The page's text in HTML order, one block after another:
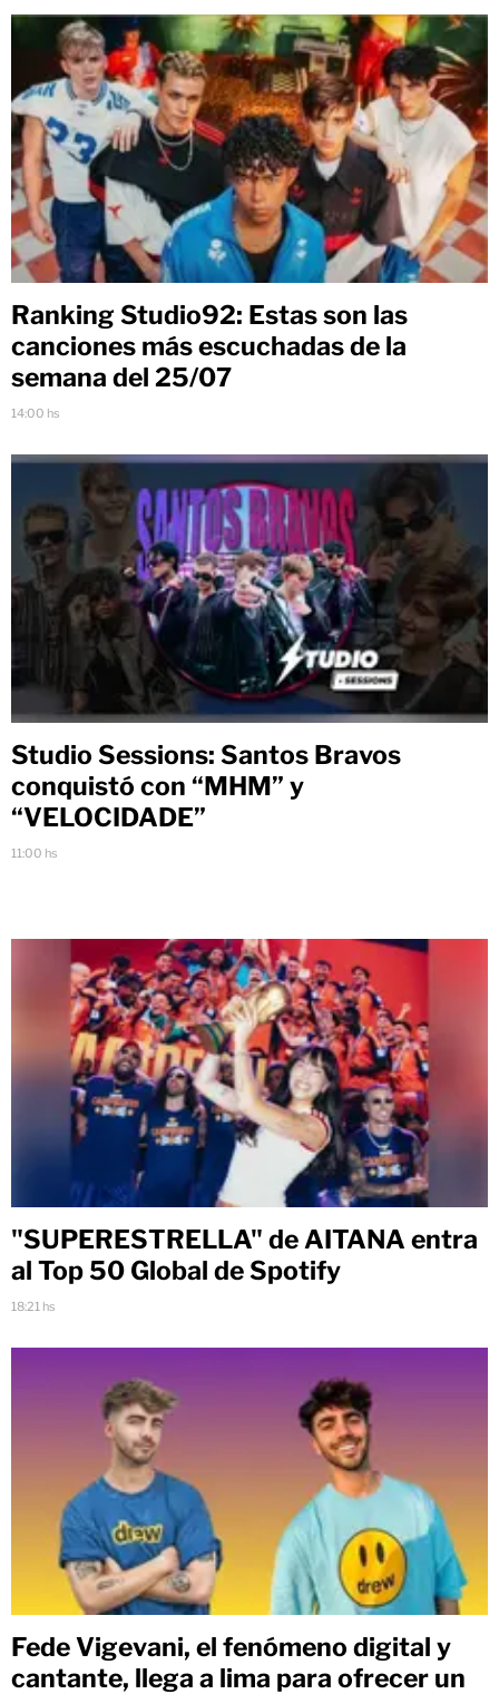
Ranking Studio92: Estas son las
canciones más escuchadas de la
semana del 25/07
14:00 hs
Studio Sessions: Santos Bravos
conquistó con “MHM” y
“VELOCIDADE”
11:00 hs
"SUPERESTRELLA" de AITANA entra
al Top 50 Global de Spotify
18:21 hs
Fede Vigevani, el fenómeno digital y
cantante, llega a lima para ofrecer un